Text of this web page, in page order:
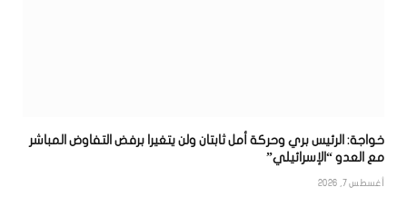
خواجة: الرئيس بري وحركة أمل ثابتان ولن يتغيرا برفض التفاوض المباشر
مع العدو “الإسرائيلي”
أغسطس 7, 2026